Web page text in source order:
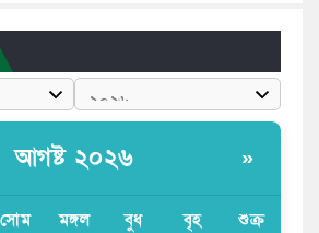
করেছি এ দৃশ্য কি আপনারা দেখেননি:
আগষ্ট ২০২৬ »
সোম মঙ্গল বুধ বৃহ শুক্র